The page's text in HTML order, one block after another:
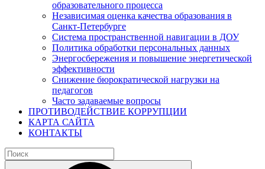
образовательного процесса
Независимая оценка качества образования в
Санкт-Петербурге
Система пространственной навигации в ДОУ
Политика обработки персональных данных
Энергосбережения и повышение энергетической
эффективности
Снижение бюрократической нагрузки на
педагогов
Часто задаваемые вопросы
ПРОТИВОДЕЙСТВИЕ КОРРУПЦИИ
КАРТА САЙТА
КОНТАКТЫ